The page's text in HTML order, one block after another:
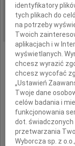
REGION:
DATA EMISJI:
identyfikatory
tych plikach do
na potrzeby
Twoich
aplikacjach i w
wyświetlanych.
chcesz wyrazić
chcesz wycofać
„Ustawień
Twoje dane
celów badania i
funkcjonowania
dot. świadczonych
przetwarzania
Wyborcza sp. z